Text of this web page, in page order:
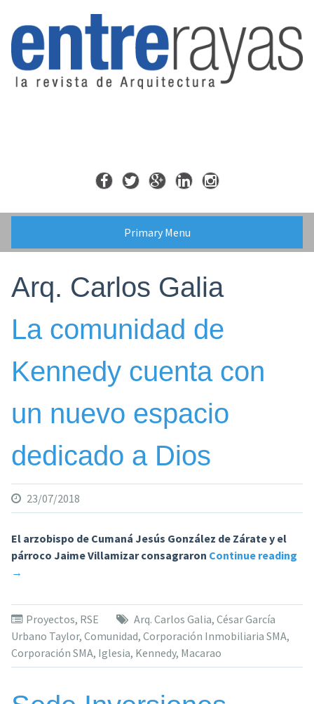
content
Primary Menu
Arq. Carlos Galia
La comunidad de
Kennedy cuenta con
un nuevo espacio
dedicado a Dios
23/07/2018
El arzobispo de Cumaná Jesús González de Zárate y el
párroco Jaime Villamizar consagraron Continue reading«La
→
Proyectos, RSE Arq. Carlos Galia, César García
Urbano Taylor, Comunidad, Corporación Inmobiliaria SMA,
Corporación SMA, Iglesia, Kennedy, Macarao